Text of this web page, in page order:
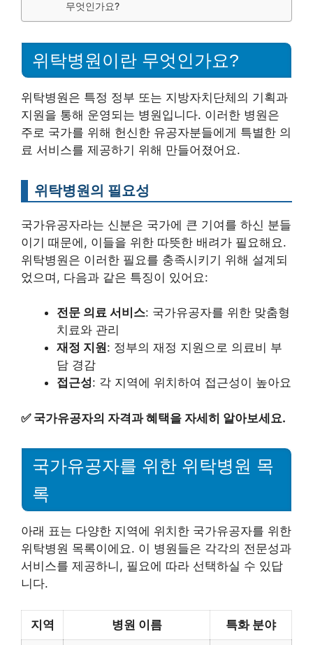
무엇인가요?
위탁병원이란 무엇인가요?
위탁병원은 특정 정부 또는 지방자치단체의 기획과
지원을 통해 운영되는 병원입니다. 이러한 병원은
주로 국가를 위해 헌신한 유공자분들에게 특별한 의
료 서비스를 제공하기 위해 만들어졌어요.
위탁병원의 필요성
국가유공자라는 신분은 국가에 큰 기여를 하신 분들
이기 때문에, 이들을 위한 따뜻한 배려가 필요해요.
위탁병원은 이러한 필요를 충족시키기 위해 설계되
었으며, 다음과 같은 특징이 있어요:
전문 의료 서비스: 국가유공자를 위한 맞춤형
치료와 관리
재정 지원: 정부의 재정 지원으로 의료비 부
담 경감
접근성: 각 지역에 위치하여 접근성이 높아요
✅ 국가유공자의 자격과 혜택을 자세히 알아보세요.
국가유공자를 위한 위탁병원 목
록
아래 표는 다양한 지역에 위치한 국가유공자를 위한
위탁병원 목록이에요. 이 병원들은 각각의 전문성과
서비스를 제공하니, 필요에 따라 선택하실 수 있답
니다.
지역 병원 이름 특화 분야